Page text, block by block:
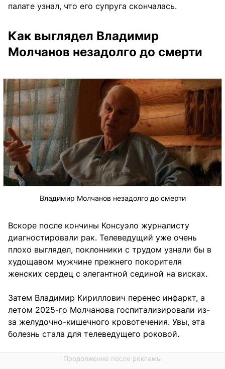
палате узнал, что его супруга скончалась.
Как выглядел Владимир
Молчанов незадолго до смерти
Владимир Молчанов незадолго до смерти
Вскоре после кончины Консуэло журналисту
диагностировали рак. Телеведущий уже очень
плохо выглядел, поклонники с трудом узнали бы в
худощавом мужчине прежнего покорителя
женских сердец с элегантной сединой на висках.
Затем Владимир Кириллович перенес инфаркт, а
летом 2025-го Молчанова госпитализировали из-
за желудочно-кишечного кровотечения. Увы, эта
болезнь стала для телеведущего роковой.